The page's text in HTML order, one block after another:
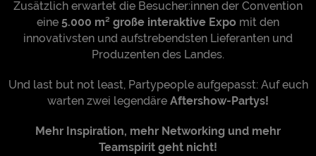
Zusätzlich erwartet die Besucher:innen der Convention
eine 5.000 m² große interaktive Expo mit den
innovativsten und aufstrebendsten Lieferanten und
Produzenten des Landes.
Und last but not least, Partypeople aufgepasst: Auf euch
warten zwei legendäre Aftershow-Partys!
Mehr Inspiration, mehr Networking und mehr
Teamspirit geht nicht!